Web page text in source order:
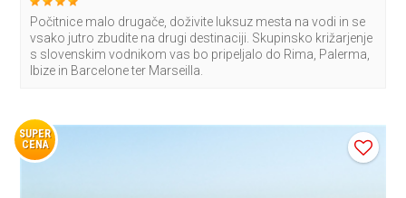
Počitnice malo drugače, doživite luksuz mesta na vodi in se
vsako jutro zbudite na drugi destinaciji. Skupinsko križarjenje
s slovenskim vodnikom vas bo pripeljalo do Rima, Palerma,
Ibize in Barcelone ter Marseilla.
SUPER
CENA